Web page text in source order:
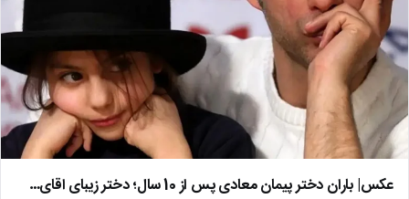
عکس| باران دختر پیمان معادی پس از 10 سال؛ دختر زیبای اقای…